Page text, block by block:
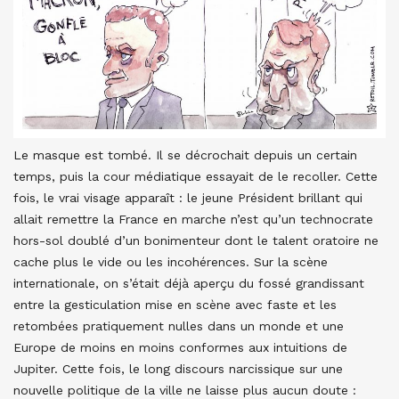
Le masque est tombé. Il se décrochait depuis un certain
temps, puis la cour médiatique essayait de le recoller. Cette
fois, le vrai visage apparaît : le jeune Président brillant qui
allait remettre la France en marche n’est qu’un technocrate
hors-sol doublé d’un bonimenteur dont le talent oratoire ne
cache plus le vide ou les incohérences. Sur la scène
internationale, on s’était déjà aperçu du fossé grandissant
entre la gesticulation mise en scène avec faste et les
retombées pratiquement nulles dans un monde et une
Europe de moins en moins conformes aux intuitions de
Jupiter. Cette fois, le long discours narcissique sur une
nouvelle politique de la ville ne laisse plus aucun doute :